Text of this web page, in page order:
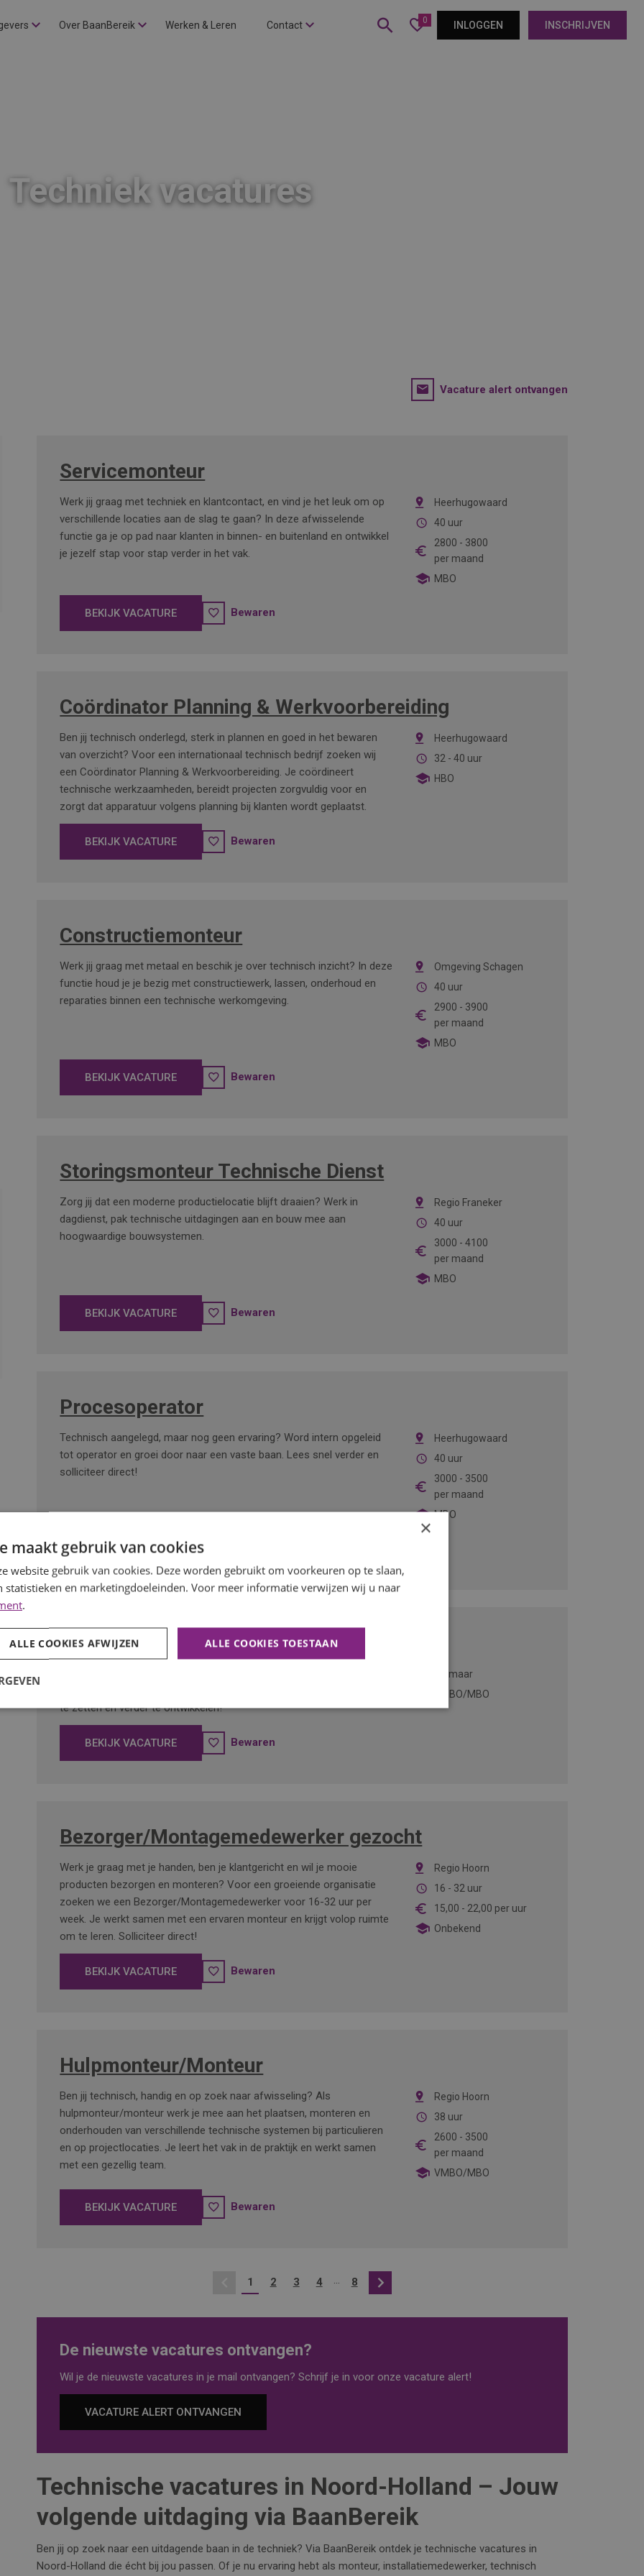
Over BaanBereik Werken & Leren Contact 0 INLOGGEN INSCHRIJVEN
Techniek vacatures
Vacature alert ontvangen
Servicemonteur
Heerhugowaard
40 uur
2800 - 3800
per maand
MBO
Werk jij graag met techniek en klantcontact, en vind je het leuk om op
verschillende locaties aan de slag te gaan? In deze afwisselende
functie ga je op pad naar klanten in binnen- en buitenland en ontwikkel
je jezelf stap voor stap verder in het vak.
BEKIJK VACATURE Bewaren
Coördinator Planning & Werkvoorbereiding
Heerhugowaard
32 - 40 uur
HBO
Ben jij technisch onderlegd, sterk in plannen en goed in het bewaren
van overzicht? Voor een internationaal technisch bedrijf zoeken wij
een Coördinator Planning & Werkvoorbereiding. Je coördineert
technische werkzaamheden, bereidt projecten zorgvuldig voor en
zorgt dat apparatuur volgens planning bij klanten wordt geplaatst.
BEKIJK VACATURE Bewaren
Constructiemonteur
Omgeving Schagen
40 uur
2900 - 3900
per maand
MBO
Werk jij graag met metaal en beschik je over technisch inzicht? In deze
functie houd je je bezig met constructiewerk, lassen, onderhoud en
reparaties binnen een technische werkomgeving.
BEKIJK VACATURE Bewaren
Storingsmonteur Technische Dienst
Regio Franeker
40 uur
3000 - 4100
per maand
MBO
Zorg jij dat een moderne productielocatie blijft draaien? Werk in
dagdienst, pak technische uitdagingen aan en bouw mee aan
hoogwaardige bouwsystemen.
BEKIJK VACATURE Bewaren
Procesoperator
Heerhugowaard
40 uur
3000 - 3500
per maand
MBO
Technisch aangelegd, maar nog geen ervaring? Word intern opgeleid
tot operator en groei door naar een vaste baan. Lees snel verder en
solliciteer direct!
BEKIJK VACATURE
Lasser
Alkmaar
VMBO/MBO
te zetten én verder te ontwikkelen!
BEKIJK VACATURE Bewaren
Bezorger/Montagemedewerker gezocht
Regio Hoorn
16 - 32 uur
15,00 - 22,00 per uur
Onbekend
Werk je graag met je handen, ben je klantgericht en wil je mooie
producten bezorgen en monteren? Voor een groeiende organisatie
zoeken we een Bezorger/Montagemedewerker voor 16-32 uur per
week. Je werkt samen met een ervaren monteur en krijgt volop ruimte
om te leren. Solliciteer direct!
BEKIJK VACATURE Bewaren
Hulpmonteur/Monteur
Regio Hoorn
38 uur
2600 - 3500
per maand
VMBO/MBO
Ben jij technisch, handig en op zoek naar afwisseling? Als
hulpmonteur/monteur werk je mee aan het plaatsen, monteren en
onderhouden van verschillende technische systemen bij particulieren
en op projectlocaties. Je leert het vak in de praktijk en werkt samen
met een gezellig team.
BEKIJK VACATURE Bewaren
Vorige
1 2 3 4 ... 8
De nieuwste vacatures ontvangen?
Wil je de nieuwste vacatures in je mail ontvangen? Schrijf je in voor onze vacature alert!
VACATURE ALERT ONTVANGEN
Technische vacatures in Noord-Holland – Jouw
volgende uitdaging via BaanBereik
Ben jij op zoek naar een uitdagende baan in de techniek? Via BaanBereik ontdek je technische vacatures in
Noord-Holland die écht bij jou passen. Of je nu ervaring hebt als monteur, installatiemedewerker, technisch
×
maakt gebruik van cookies
website gebruik van cookies. Deze worden gebruikt om voorkeuren op te slaan,
statistieken en marketingdoeleinden. Voor meer informatie verwijzen wij u naar
.
ALLE COOKIES TOESTAAN
ALLE COOKIES AFWIJZEN